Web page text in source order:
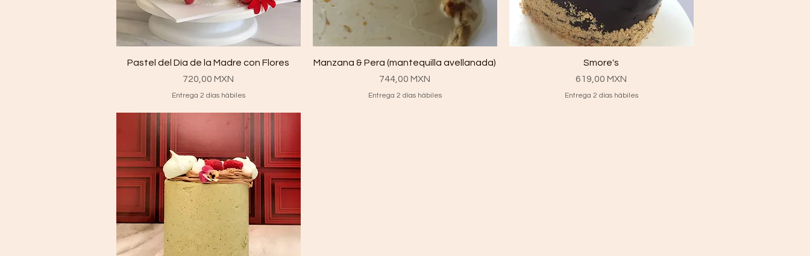
Vista rápida
Pastel del Día de la Madre con Flores
Precio
720,00 MXN
Entrega 2 días hábiles
Vista rápida
Manzana & Pera (mantequilla avellanada)
Precio
744,00 MXN
Entrega 2 días hábiles
Vista rápida
Smore's
Precio
619,00 MXN
Entrega 2 días hábiles